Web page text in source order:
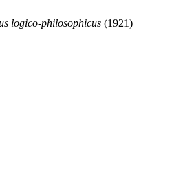
logico-philosophicus (1921)